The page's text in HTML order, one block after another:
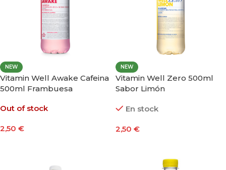
NEW
Vitamin Well Awake Cafeina
500ml Frambuesa
Out of stock
2,50 €
NEW
Vitamin Well Zero 500ml
Sabor Limón
En stock
2,50 €